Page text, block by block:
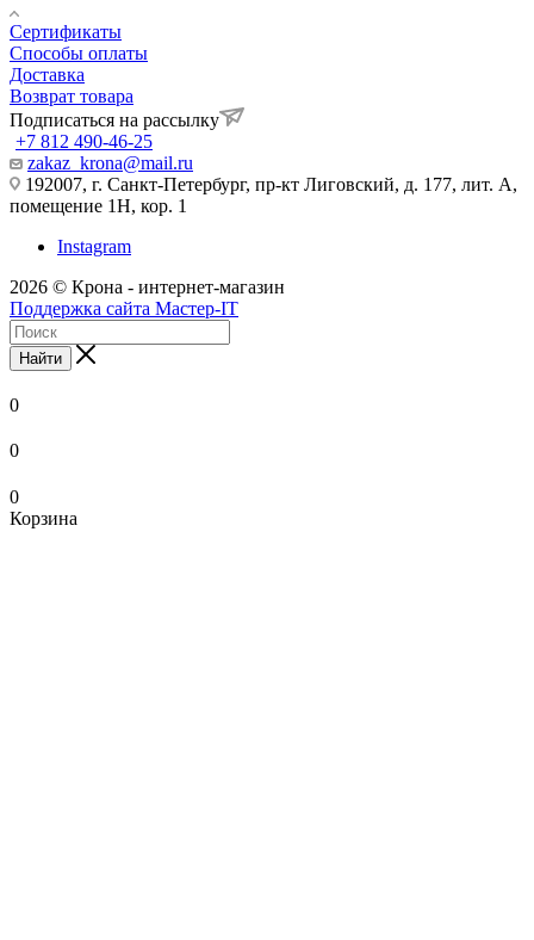
Сертификаты
Способы оплаты
Доставка
Возврат товара
Подписаться на рассылку
+7 812 490-46-25
zakaz_krona@mail.ru
192007, г. Санкт-Петербург, пр-кт Лиговский, д. 177, лит. А,
помещение 1Н, кор. 1
Instagram
2026 © Крона - интернет-магазин
Поддержка сайта Мастер-IT
Найти
0
0
0
Корзина